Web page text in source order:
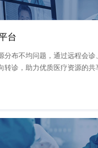
台
分布不均问题，通过远程会诊
转诊，助力优质医疗资源的共